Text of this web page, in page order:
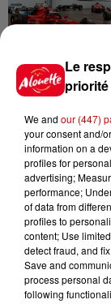
Le
priorité
We and our (447)
your consent and/
information on a
profiles for
advertising;
performance;
of data from
profiles to
content; Use
detect fraud, and
Save and
process personal
following